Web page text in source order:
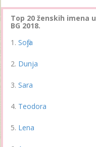
Top 20 ženskih imena u
BG 2018.
Sofija
Dunja
Sara
Teodora
Lena